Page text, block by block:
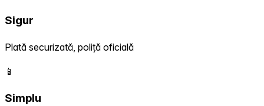
Sigur
Plată securizată, poliță oficială
📱
Simplu